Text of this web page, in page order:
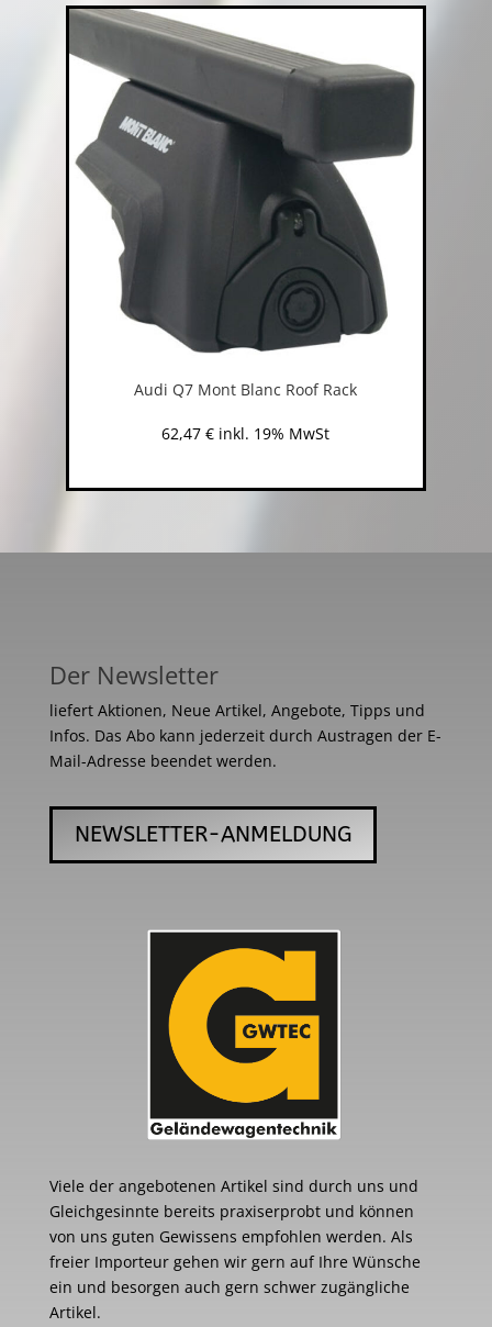
Audi Q7 Mont Blanc Roof Rack
62,47€ inkl. 19% MwSt
Der Newsletter
liefert Aktionen, Neue Artikel, Angebote, Tipps und
Infos. Das Abo kann jederzeit durch Austragen der E-
Mail-Adresse beendet werden.
NEWSLETTER-ANMELDUNG
Viele der angebotenen Artikel sind durch uns und
Gleichgesinnte bereits praxiserprobt und können
von uns guten Gewissens empfohlen werden. Als
freier Importeur gehen wir gern auf Ihre Wünsche
ein und besorgen auch gern schwer zugängliche
Artikel.